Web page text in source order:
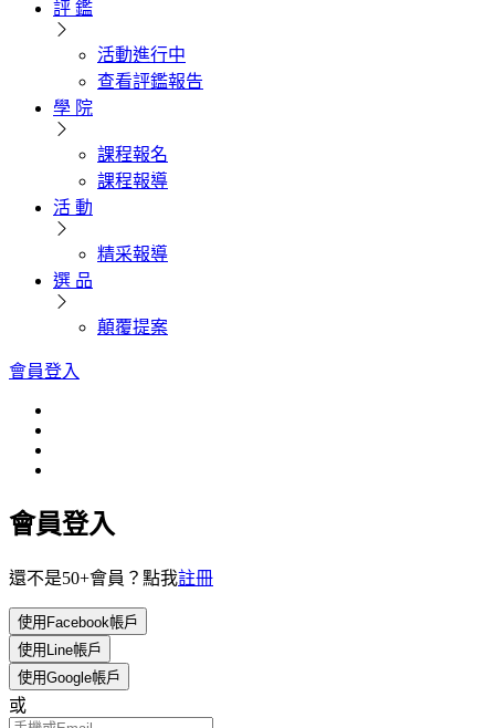
評 鑑
活動進行中
查看評鑑報告
學 院
課程報名
課程報導
活 動
精采報導
選 品
顛覆提案
會員登入
會員登入
還不是50+會員？點我註冊
使用Facebook帳戶
使用Line帳戶
使用Google帳戶
或